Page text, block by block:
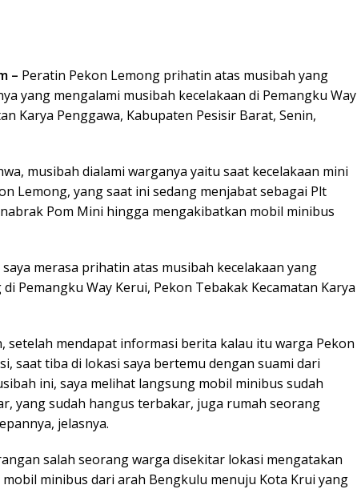
– Peratin Pekon Lemong prihatin atas musibah yang
yang mengalami musibah kecelakaan di Pemangku Way
Karya Penggawa, Kabupaten Pesisir Barat, Senin,
musibah dialami warganya yaitu saat kecelakaan mini
Lemong, yang saat ini sedang menjabat sebagai Plt
Pom Mini hingga mengakibatkan mobil minibus
merasa prihatin atas musibah kecelakaan yang
Pemangku Way Kerui, Pekon Tebakak Kecamatan Karya
setelah mendapat informasi berita kalau itu warga Pekon
saat tiba di lokasi saya bertemu dengan suami dari
ini, saya melihat langsung mobil minibus sudah
yang sudah hangus terbakar, juga rumah seorang
jelasnya.
salah seorang warga disekitar lokasi mengatakan
minibus dari arah Bengkulu menuju Kota Krui yang